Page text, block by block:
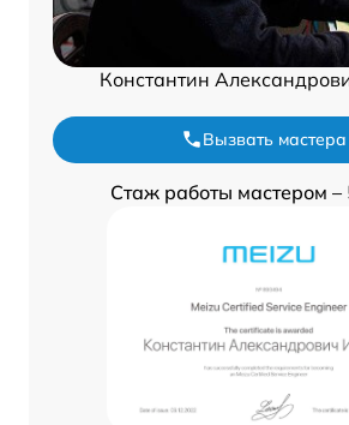
Константин
Вызвать мастера
Стаж работы мастером –